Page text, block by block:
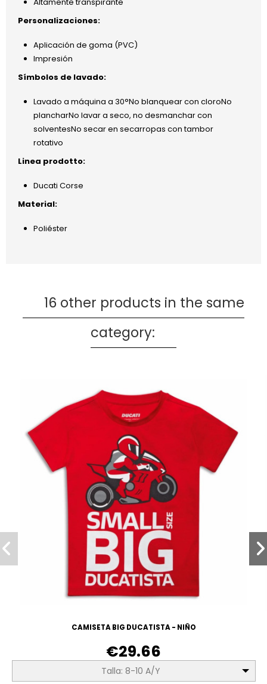
Áltamente transpirante
Personalizaciones:
Aplicación de goma (PVC)
Impresión
Símbolos de lavado:
Lavado a máquina a 30°No blanquear con cloroNo
plancharNo lavar a seco, no desmanchar con
solventesNo secar en secarropas con tambor
rotativo
Linea prodotto:
Ducati Corse
Material:
Poliéster
16 other products in the same
category:
CAMISETA BIG DUCATISTA - NIÑO
€29.66
Talla: 8-10 A/Y